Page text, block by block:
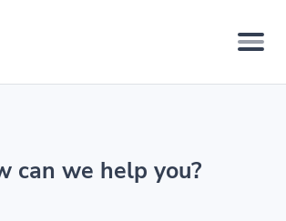
can we help you?